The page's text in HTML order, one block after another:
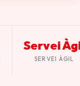
Servei
SERVEI ÀGIL